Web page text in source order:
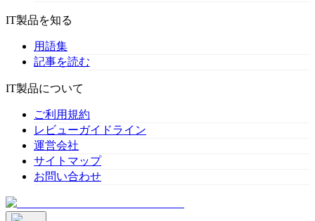
IT製品を知る
用語集
記事を読む
IT製品について
ご利用規約
レビューガイドライン
運営会社
サイトマップ
お問い合わせ